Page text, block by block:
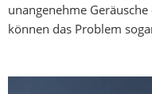
unangenehme
können das Problem